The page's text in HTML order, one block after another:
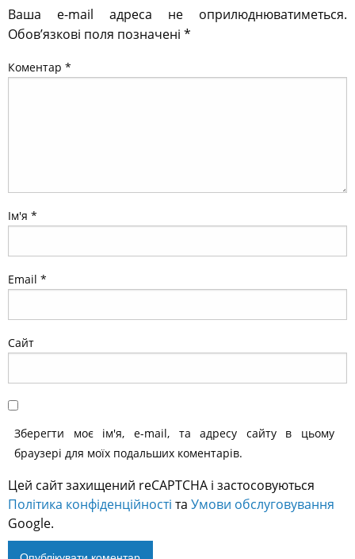
Ваша e-mail адреса не оприлюднюватиметься.
Обов’язкові поля позначені *
Коментар *
Ім'я *
Email *
Сайт
Зберегти моє ім'я, e-mail, та адресу сайту в цьому
браузері для моїх подальших коментарів.
Цей сайт захищений reCAPTCHA і застосовуються
Політика конфіденційності та Умови обслуговування
Google.